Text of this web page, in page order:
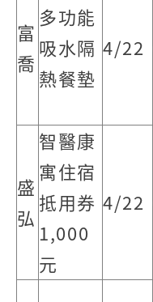
富
喬
多功能
吸水隔
熱餐墊
4/22
盛
弘
智醫康
寓住宿
抵用券
1,000
元
4/22